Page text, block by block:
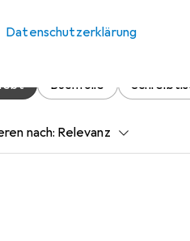
Datenschutzerklärung
du passendes Zubehör
Buchfolie
nach: Relevanz